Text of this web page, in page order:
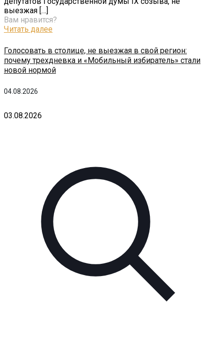
04.08.2026
Голосовать в столице, не выезжая в свой регион:
почему трехдневка и «Мобильный избиратель» стали
новой нормой
выезжая […]
Вам нравится?
Читать далее
03.08.2026